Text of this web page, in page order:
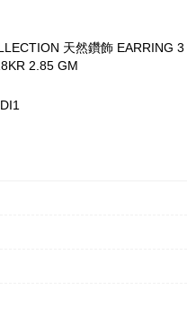
天然鑽飾 EARRING 3
2.85 GM